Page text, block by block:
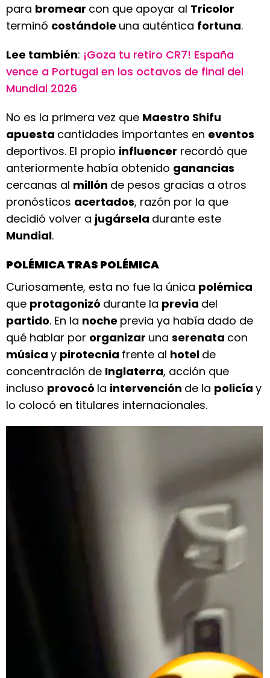
para bromear con que apoyar al Tricolor
terminó costándole una auténtica fortuna.
Lee también: ¡Goza tu retiro CR7! España
vence a Portugal en los octavos de final del
Mundial 2026
No es la primera vez que Maestro Shifu
apuesta cantidades importantes en eventos
deportivos. El propio influencer recordó que
anteriormente había obtenido ganancias
cercanas al millón de pesos gracias a otros
pronósticos acertados, razón por la que
decidió volver a jugársela durante este
Mundial.
POLÉMICA TRAS POLÉMICA
Curiosamente, esta no fue la única polémica
que protagonizó durante la previa del
partido. En la noche previa ya había dado de
qué hablar por organizar una serenata con
música y pirotecnia frente al hotel de
concentración de Inglaterra, acción que
incluso provocó la intervención de la policía y
lo colocó en titulares internacionales.